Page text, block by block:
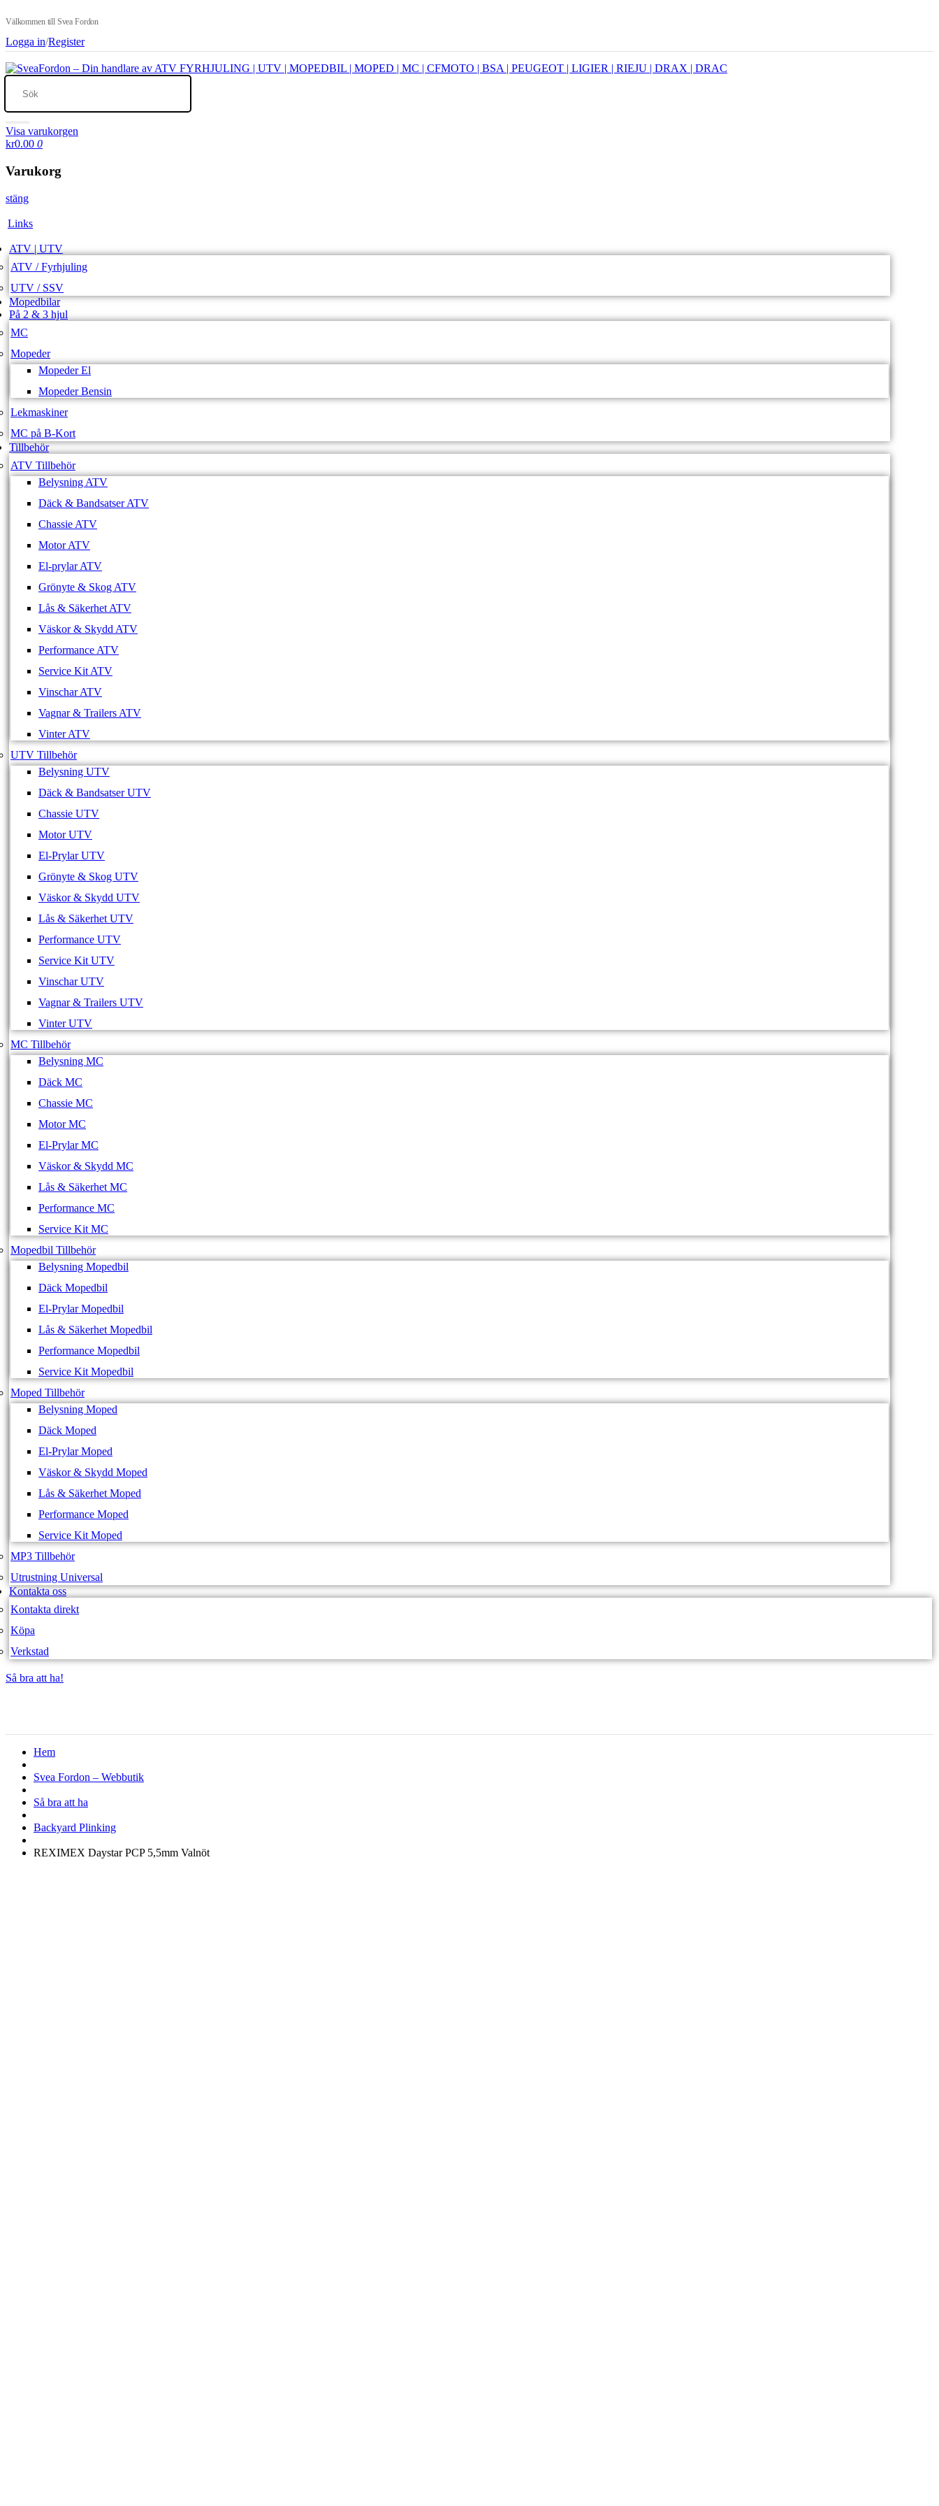
Välkommen till Svea Fordon
Logga in/Register
Visa varukorgen
kr0.00 0
Varukorg
stäng
Links
ATV | UTV
ATV / Fyrhjuling
UTV / SSV
Mopedbilar
På 2 & 3 hjul
MC
Mopeder
Mopeder El
Mopeder Bensin
Lekmaskiner
MC på B-Kort
Tillbehör
ATV Tillbehör
Belysning ATV
Däck & Bandsatser ATV
Chassie ATV
Motor ATV
El-prylar ATV
Grönyte & Skog ATV
Lås & Säkerhet ATV
Väskor & Skydd ATV
Performance ATV
Service Kit ATV
Vinschar ATV
Vagnar & Trailers ATV
Vinter ATV
UTV Tillbehör
Belysning UTV
Däck & Bandsatser UTV
Chassie UTV
Motor UTV
El-Prylar UTV
Grönyte & Skog UTV
Väskor & Skydd UTV
Lås & Säkerhet UTV
Performance UTV
Service Kit UTV
Vinschar UTV
Vagnar & Trailers UTV
Vinter UTV
MC Tillbehör
Belysning MC
Däck MC
Chassie MC
Motor MC
El-Prylar MC
Väskor & Skydd MC
Lås & Säkerhet MC
Performance MC
Service Kit MC
Mopedbil Tillbehör
Belysning Mopedbil
Däck Mopedbil
El-Prylar Mopedbil
Lås & Säkerhet Mopedbil
Performance Mopedbil
Service Kit Mopedbil
Moped Tillbehör
Belysning Moped
Däck Moped
El-Prylar Moped
Väskor & Skydd Moped
Lås & Säkerhet Moped
Performance Moped
Service Kit Moped
MP3 Tillbehör
Utrustning Universal
Kontakta oss
Kontakta direkt
Köpa
Verkstad
Så bra att ha!
Hem
Svea Fordon – Webbutik
Så bra att ha
Backyard Plinking
REXIMEX Daystar PCP 5,5mm Valnöt